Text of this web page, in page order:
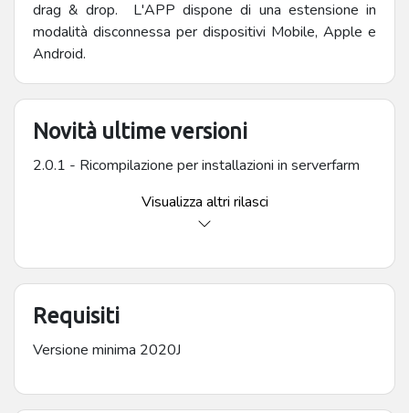
drag & drop. L'APP dispone di una estensione in
modalità disconnessa per dispositivi Mobile, Apple e
Android.
Novità ultime versioni
2.0.1 - Ricompilazione per installazioni in serverfarm
Visualizza altri rilasci
Requisiti
Versione minima 2020J